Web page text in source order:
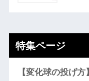
特集ページ
【変化球の投げ